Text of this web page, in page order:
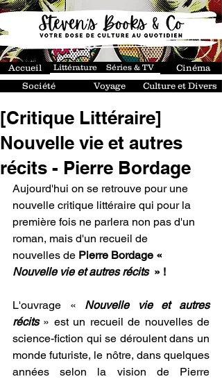
Cinéma
Culture et Divers
Séries & TV
Voyage
Société
Accueil Littérature
[Critique Littéraire]
Nouvelle vie et autres
récits - Pierre Bordage
Aujourd'hui on se retrouve pour une
nouvelle critique littéraire qui pour la
première fois ne parlera non pas d'un
roman, mais d'un recueil de
nouvelles de Pierre Bordage «
Nouvelle vie et autres récits » !
L'ouvrage « Nouvelle vie et autres
récits » est un recueil de nouvelles de
science-fiction qui se déroulent dans un
monde futuriste, le nôtre, dans quelques
années selon la vision de Pierre